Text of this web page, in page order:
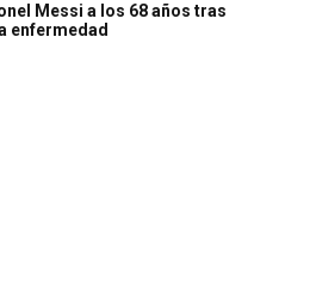
Messi a los 68 años tras
enfermedad